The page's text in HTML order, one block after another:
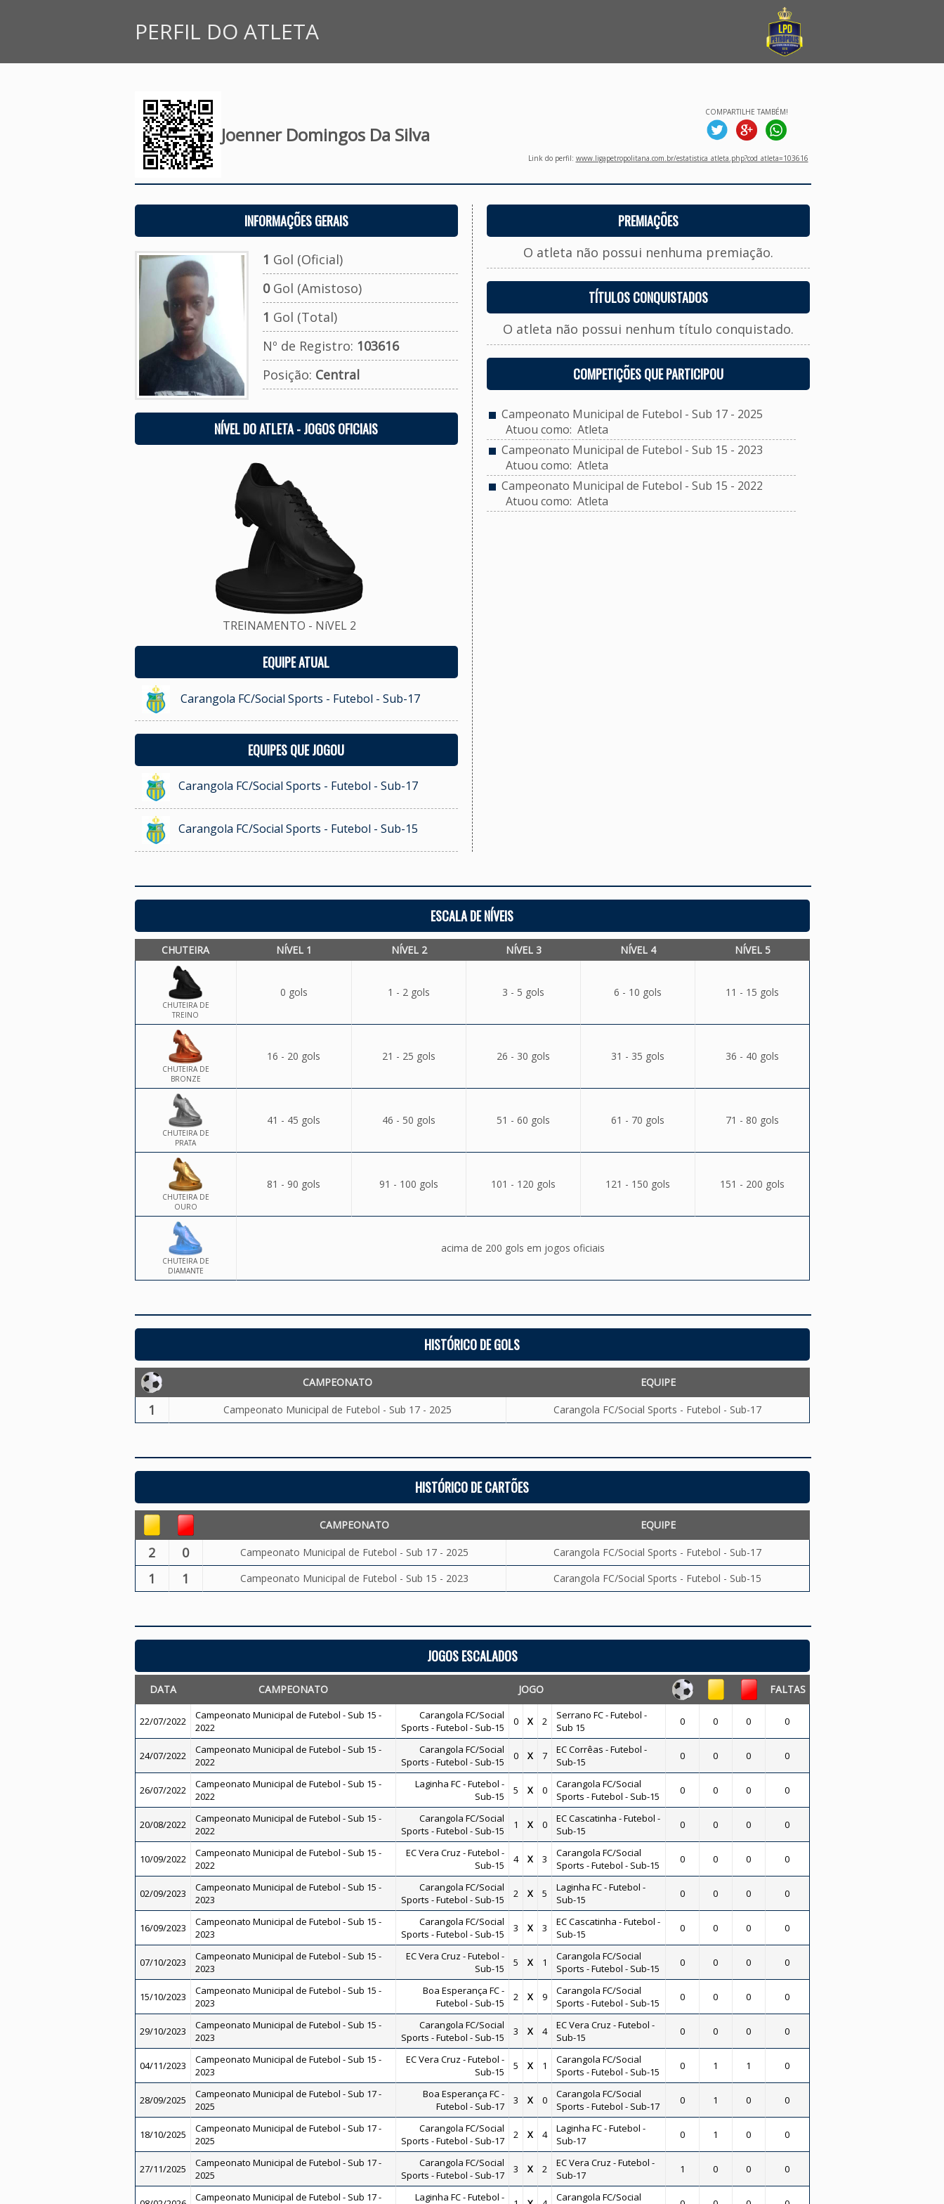
PERFIL DO ATLETA
Joenner Domingos Da Silva
COMPARTILHE TAMBÉM!
Link do perfil: www.ligapetropolitana.com.br/estatistica_atleta.php?cod_atleta=103616
INFORMAÇÕES GERAIS
1 Gol (Oficial)
0Gol (Amistoso)
1 Gol (Total)
Nº de Registro: 103616
Posição: Central
NÍVEL DO ATLETA - JOGOS OFICIAIS
TREINAMENTO - NíVEL 2
EQUIPE ATUAL
Carangola FC/Social Sports - Futebol - Sub-17
EQUIPES QUE JOGOU
Carangola FC/Social Sports - Futebol - Sub-17
Carangola FC/Social Sports - Futebol - Sub-15
PREMIAÇÕES
O atleta não possui nenhuma premiação.
TÍTULOS CONQUISTADOS
O atleta não possui nenhum título conquistado.
COMPETIÇÕES QUE PARTICIPOU
Campeonato Municipal de Futebol - Sub 17 - 2025
Atuou como: Atleta
Campeonato Municipal de Futebol - Sub 15 - 2023
Atuou como: Atleta
Campeonato Municipal de Futebol - Sub 15 - 2022
Atuou como: Atleta
ESCALA DE NÍVEIS
CHUTEIRA NÍVEL 1 NÍVEL 2 NÍVEL 3 NÍVEL 4 NÍVEL 5
CHUTEIRA DE
TREINO
0 gols 1 - 2 gols 3 - 5 gols 6 - 10 gols 11 - 15 gols
CHUTEIRA DE
BRONZE
16 - 20 gols 21 - 25 gols 26 - 30 gols 31 - 35 gols 36 - 40 gols
CHUTEIRA DE
PRATA
41 - 45 gols 46 - 50 gols 51 - 60 gols 61 - 70 gols 71 - 80 gols
CHUTEIRA DE
OURO
81 - 90 gols 91 - 100 gols 101 - 120 gols 121 - 150 gols 151 - 200 gols
CHUTEIRA DE
DIAMANTE
acima de 200 gols em jogos oficiais
HISTÓRICO DE GOLS
CAMPEONATO EQUIPE
1 Campeonato Municipal de Futebol - Sub 17 - 2025 Carangola FC/Social Sports - Futebol - Sub-17
HISTÓRICO DE CARTÕES
CAMPEONATO EQUIPE
2 0 Campeonato Municipal de Futebol - Sub 17 - 2025 Carangola FC/Social Sports - Futebol - Sub-17
1 1 Campeonato Municipal de Futebol - Sub 15 - 2023 Carangola FC/Social Sports - Futebol - Sub-15
JOGOS ESCALADOS
DATA CAMPEONATO JOGO FALTAS
22/07/2022
Campeonato Municipal de Futebol - Sub 15 -
2022
Carangola FC/Social
Sports - Futebol - Sub-15
0 X 2
Serrano FC - Futebol -
Sub 15
0 0 0 0
24/07/2022
Campeonato Municipal de Futebol - Sub 15 -
2022
Carangola FC/Social
Sports - Futebol - Sub-15
0 X 7
EC Corrêas - Futebol -
Sub-15
0 0 0 0
26/07/2022
Campeonato Municipal de Futebol - Sub 15 -
2022
Laginha FC - Futebol -
Sub-15
5 X 0
Carangola FC/Social
Sports - Futebol - Sub-15
0 0 0 0
20/08/2022
Campeonato Municipal de Futebol - Sub 15 -
2022
Carangola FC/Social
Sports - Futebol - Sub-15
1 X 0
EC Cascatinha - Futebol -
Sub-15
0 0 0 0
10/09/2022
Campeonato Municipal de Futebol - Sub 15 -
2022
EC Vera Cruz - Futebol -
Sub-15
4 X 3
Carangola FC/Social
Sports - Futebol - Sub-15
0 0 0 0
02/09/2023
Campeonato Municipal de Futebol - Sub 15 -
2023
Carangola FC/Social
Sports - Futebol - Sub-15
2 X 5
Laginha FC - Futebol -
Sub-15
0 0 0 0
16/09/2023
Campeonato Municipal de Futebol - Sub 15 -
2023
Carangola FC/Social
Sports - Futebol - Sub-15
3 X 3
EC Cascatinha - Futebol -
Sub-15
0 0 0 0
07/10/2023
Campeonato Municipal de Futebol - Sub 15 -
2023
EC Vera Cruz - Futebol -
Sub-15
5 X 1
Carangola FC/Social
Sports - Futebol - Sub-15
0 0 0 0
15/10/2023
Campeonato Municipal de Futebol - Sub 15 -
2023
Boa Esperança FC -
Futebol - Sub-15
2 X 9
Carangola FC/Social
Sports - Futebol - Sub-15
0 0 0 0
29/10/2023
Campeonato Municipal de Futebol - Sub 15 -
2023
Carangola FC/Social
Sports - Futebol - Sub-15
3 X 4
EC Vera Cruz - Futebol -
Sub-15
0 0 0 0
04/11/2023
Campeonato Municipal de Futebol - Sub 15 -
2023
EC Vera Cruz - Futebol -
Sub-15
5 X 1
Carangola FC/Social
Sports - Futebol - Sub-15
0 1 1 0
28/09/2025
Campeonato Municipal de Futebol - Sub 17 -
2025
Boa Esperança FC -
Futebol - Sub-17
3 X 0
Carangola FC/Social
Sports - Futebol - Sub-17
0 1 0 0
18/10/2025
Campeonato Municipal de Futebol - Sub 17 -
2025
Carangola FC/Social
Sports - Futebol - Sub-17
2 X 4
Laginha FC - Futebol -
Sub-17
0 1 0 0
27/11/2025
Campeonato Municipal de Futebol - Sub 17 -
2025
Carangola FC/Social
Sports - Futebol - Sub-17
3 X 2
EC Vera Cruz - Futebol -
Sub-17
1 0 0 0
Campeonato Municipal de Futebol - Sub 17 -
Laginha FC - Futebol -
Carangola FC/Social